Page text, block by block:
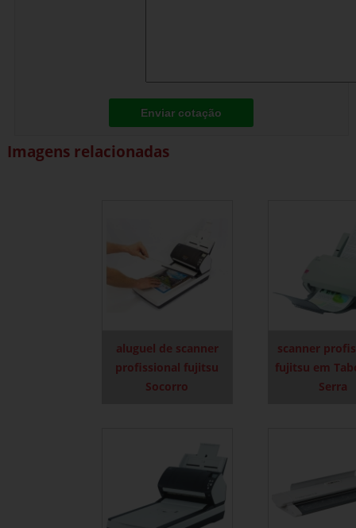
Enviar cotação
Imagens relacionadas
aluguel de scanner
profissional fujitsu
Socorro
scanner
fujitsu em
Serra